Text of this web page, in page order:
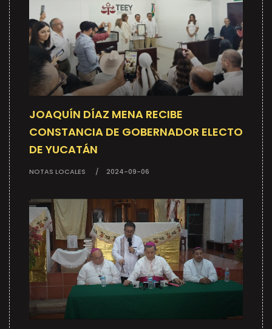
JOAQUÍN DÍAZ MENA RECIBE
CONSTANCIA DE GOBERNADOR ELECTO
DE YUCATÁN
NOTAS LOCALES 2024-09-06